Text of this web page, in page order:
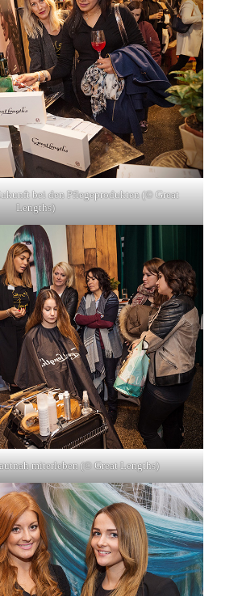
bei den Pflegeprodukten (© Great
Lengths)
miterleben (© Great Lengths)